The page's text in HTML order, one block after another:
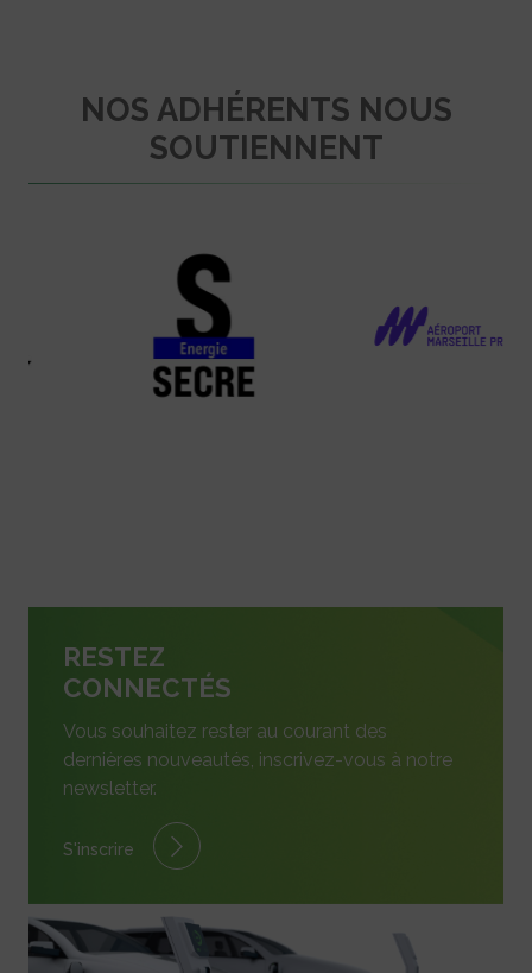
NOS ADHÉRENTS NOUS
SOUTIENNENT
RESTEZ
CONNECTÉS
Vous souhaitez rester au courant des
dernières nouveautés, inscrivez-vous à notre
newsletter.
S'inscrire